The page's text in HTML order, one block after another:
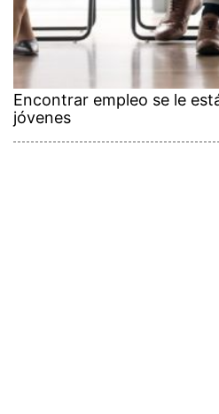
Encontrar empleo se le
jóvenes